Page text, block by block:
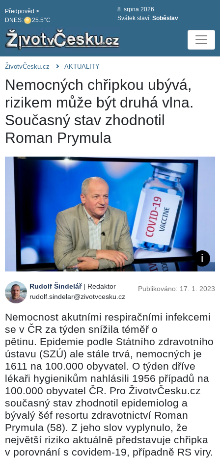
DNES: 25.5°C
Předpověd >
8. srpna 2026
Svátek slaví: Soběslav
ŽivotvČesku.cz AKTUALITY
Nemocných chřipkou ubývá,
rizikem může být druhá vlna.
Současný stav zhodnotil
Roman Prymula
Rudolf Šindelář| Redaktor
rudolf.sindelar@zivotvcesku.cz
Publikováno: 17. 1. 2023
Nemocnost akutními respiračními infekcemi
se v ČR za týden snížila téměř o
pětinu. Epidemie podle Státního zdravotního
ústavu (SZÚ) ale stále trvá, nemocných je
1611 na 100.000 obyvatel. O týden dříve
lékaři hygienikům nahlásili 1956 případů na
100.000 obyvatel ČR. Pro ŽivotvČesku.cz
současný stav zhodnotil epidemiolog a
bývalý šéf resortu zdravotnictví Roman
Prymula (58). Z jeho slov vyplynulo, že
největší riziko aktuálně představuje chřipka
v porovnání s covidem-19, případně RS viry.